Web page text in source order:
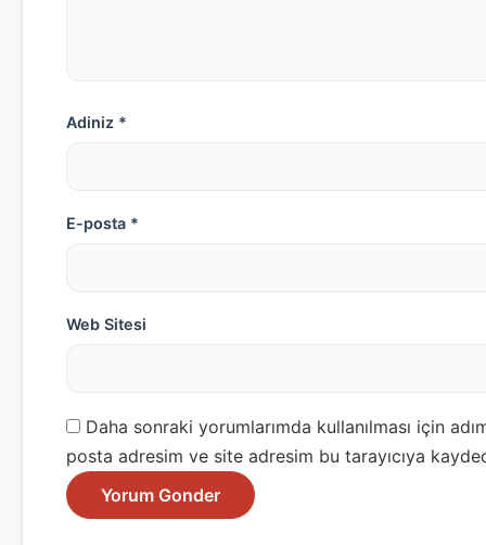
Adiniz *
E-posta *
Web Sitesi
Daha sonraki yorumlarımda kullanılması için
posta adresim ve site adresim bu tarayıcıya